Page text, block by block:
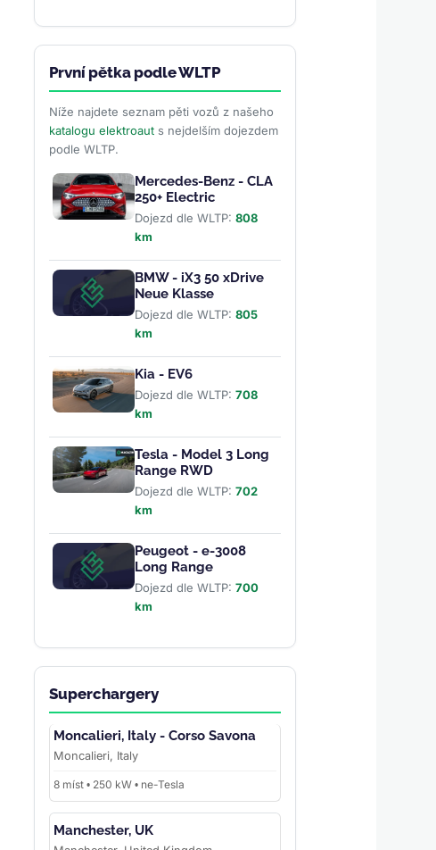
necelých...>>
První pětka podle WLTP
Níže najdete seznam pěti vozů z našeho
katalogu elektroauts nejdelším dojezdem
podle WLTP.
Mercedes-Benz - CLA
250+ Electric
Dojezd dle WLTP: 808
km
BMW - iX3 50 xDrive
Neue Klasse
Dojezd dle WLTP: 805
km
Kia - EV6
Dojezd dle WLTP: 708
km
Tesla - Model 3 Long
Range RWD
Dojezd dle WLTP: 702
km
Peugeot - e-3008
Long Range
Dojezd dle WLTP: 700
km
Superchargery
Moncalieri, Italy - Corso Savona
Moncalieri, Italy
8 míst • 250 kW • ne-Tesla
Manchester, UK